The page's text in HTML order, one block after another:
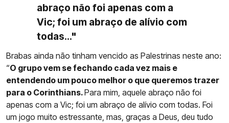
abraço não foi apenas com a
Vic; foi um abraço de alívio com
todas..."
Brabas ainda não tinham vencido as Palestrinas neste ano:
“O grupo vem se fechando cada vez mais e
entendendo um pouco melhor o que queremos trazer
para o Corinthians.Para mim, aquele abraço não foi
apenas com a Vic; foi um abraço de alívio com todas. Foi
um jogo muito estressante, mas, graças a Deus, deu tudo